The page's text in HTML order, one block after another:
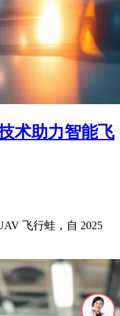
术助力智能飞
飞行蛙，自 2025